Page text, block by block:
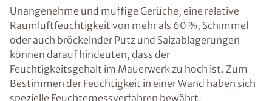
Wasserschaden ist es erforderlich, die
betroffenen Räume so schnell wie möglich
trockenzulegen, um der Entstehung von
Schimmel und weiteren Feuchtigkeitsschäden
vorzubeugen. In jedem Fall sollte jedoch
zunächst die konkrete Schadensursache
festgestellt und zeitnahe behoben werden.